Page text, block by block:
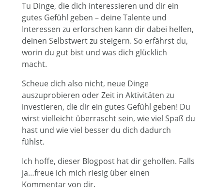
Tu Dinge, die dich interessieren und dir ein
gutes Gefühl geben – deine Talente und
Interessen zu erforschen kann dir dabei helfen,
deinen Selbstwert zu steigern. So erfährst du,
worin du gut bist und was dich glücklich
macht.
Scheue dich also nicht, neue Dinge
auszuprobieren oder Zeit in Aktivitäten zu
investieren, die dir ein gutes Gefühl geben! Du
wirst vielleicht überrascht sein, wie viel Spaß du
hast und wie viel besser du dich dadurch
fühlst.
Ich hoffe, dieser Blogpost hat dir geholfen. Falls
ja…freue ich mich riesig über einen
Kommentar von dir.